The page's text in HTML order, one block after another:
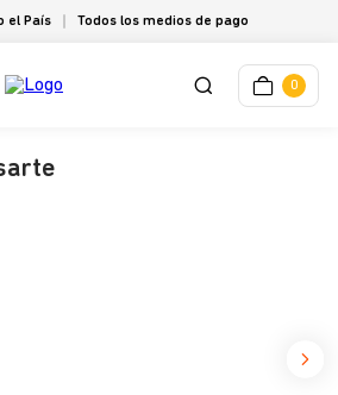
el País Todos los medios de pago
0